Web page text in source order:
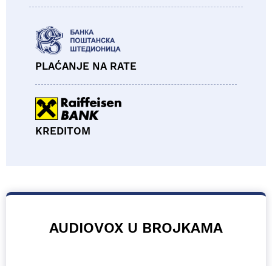
PLAĆANJE NA RATE
KREDITOM
AUDIOVOX U BROJKAMA